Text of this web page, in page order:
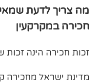
מה צריך לדעת
חכירה במקרקעין
זכות חכירה הינה זכות
מדינת ישראל מחכירה